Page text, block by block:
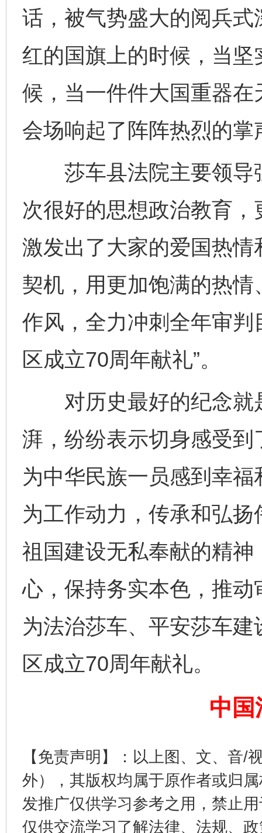
话，被气势盛大的阅兵
红的国旗上的时候，当
候，当一件件大国重器
会场响起了阵阵热烈的掌
莎车县法院主要领导
次很好的思想政治教育
激发出了大家的爱国热
契机，用更加饱满的热
作风，全力冲刺全年审
区成立70周年献礼”。
对历史最好的纪念就
湃，纷纷表示切身感受
为中华民族一员感到幸
为工作动力，传承和弘
祖国建设无私奉献的精
心，保持务实本色，推
为法治莎车、平安莎车
区成立70周年献礼。
中国
【免责声明】：以上图、文、音/
外），其版权均属于原作者或归
发推广仅供学习参考之用，禁止
仅供交流学习了解法律、法规、